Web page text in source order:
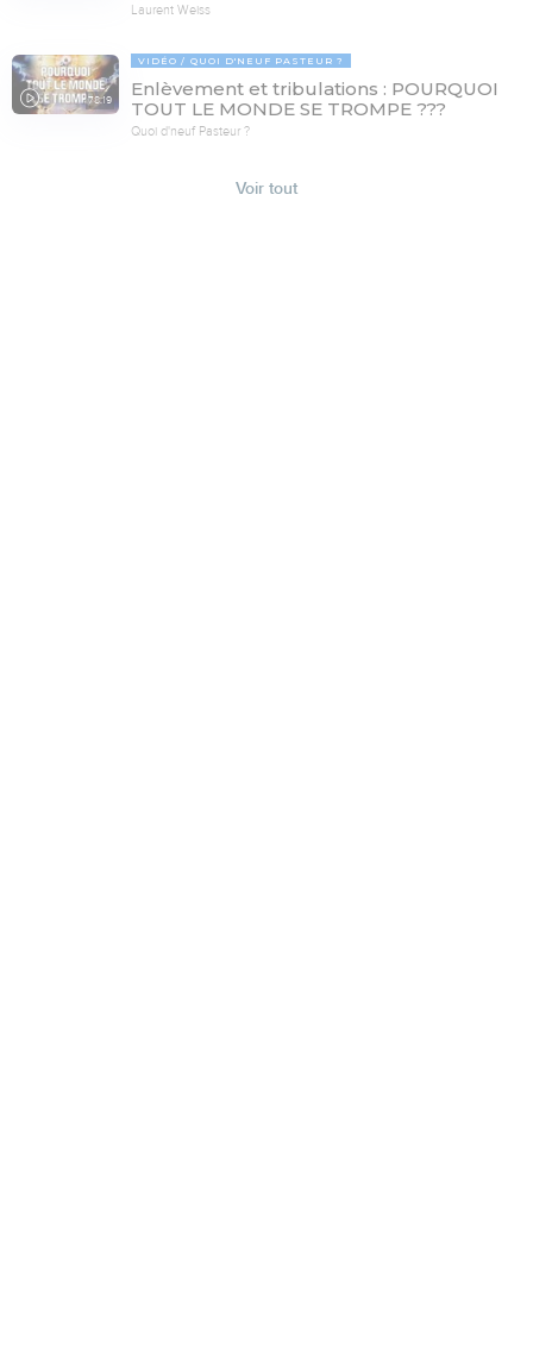
Laurent Weiss
78:19
VIDÉO QUOI D'NEUF PASTEUR ?
Enlèvement et tribulations : POURQUOI
TOUT LE MONDE SE TROMPE ???
Quoi d'neuf Pasteur ?
Voir tout